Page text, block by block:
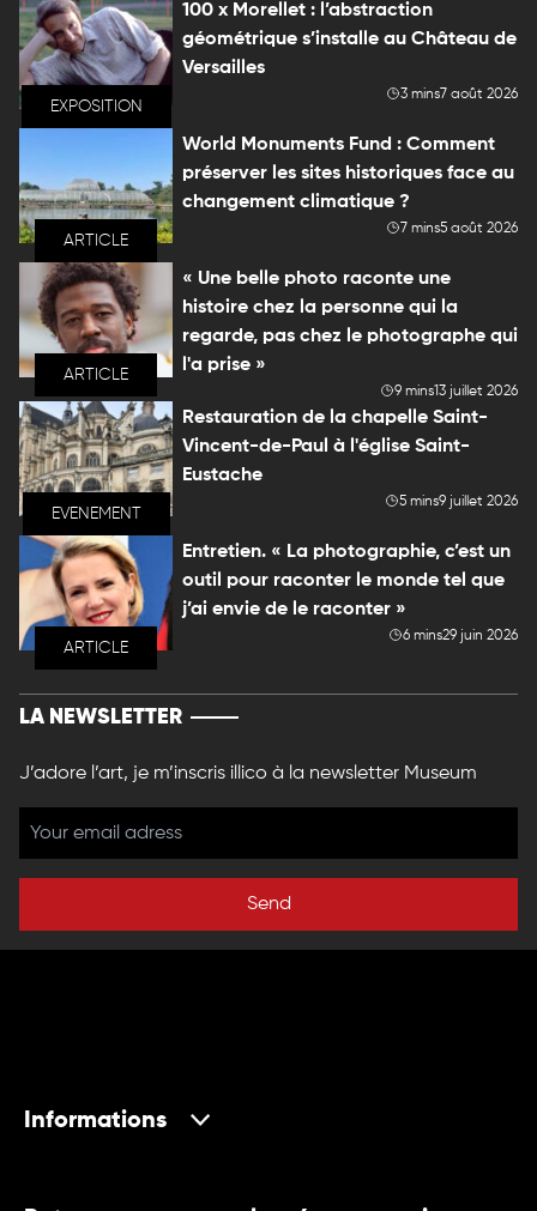
EXPOSITION
100 x Morellet : l’abstraction
géométrique s’installe au Château de
Versailles
3 mins7 août 2026
ARTICLE
World Monuments Fund : Comment
préserver les sites historiques face au
changement climatique ?
7 mins5 août 2026
ARTICLE
« Une belle photo raconte une
histoire chez la personne qui la
regarde, pas chez le photographe qui
l'a prise »
9 mins13 juillet 2026
EVENEMENT
Restauration de la chapelle Saint-
Vincent-de-Paul à l'église Saint-
Eustache
5 mins9 juillet 2026
ARTICLE
Entretien. « La photographie, c’est un
outil pour raconter le monde tel que
j’ai envie de le raconter »
6 mins29 juin 2026
LA NEWSLETTER
J’adore l’art, je m’inscris illico à la newsletter Museum
Send
Informations